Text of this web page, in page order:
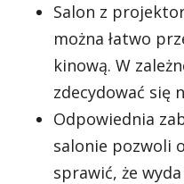
Salon z
można łatwo
kinową. W
zdecydować się
Odpowiednia
salonie pozwoli
sprawić, że